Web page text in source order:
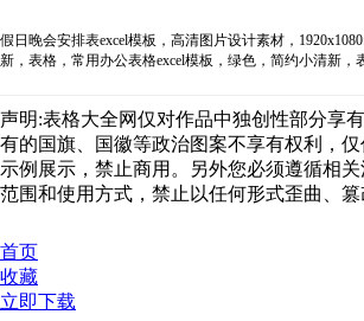
假日晚会安排表excel模板，高清图片设计素材，
新，表格，常用办公表格excel模板，绿色，简约小清新，
声明:表格大全网仅对作品中独创性部分享
有的国旗、国徽等政治图案不享有权利，
示例展示，禁止商用。另外您必须遵循相
范围和使用方式，禁止以任何形式歪曲、篡
首页
收藏
立即下载